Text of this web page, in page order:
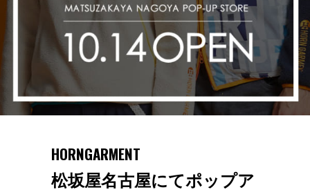
HORNGARMENT
松坂屋名古屋にてポップア